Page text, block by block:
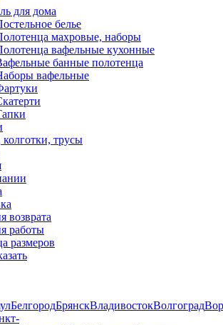
для дома
белье
махровые, наборы
вафельные кухонные
банные полотенца
вафельные
трусы
возврата
работы
размеров
БелгородБрянскВладивостокВолгоград